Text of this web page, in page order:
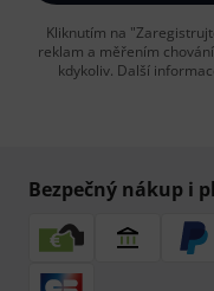
Kliknutím na
reklam a měřením
kdykoliv. Další
Bezpečný nákup i